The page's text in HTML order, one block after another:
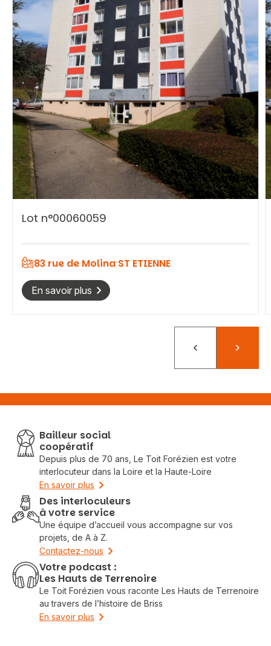
Vous recherchez&nbsp;:
Rechercher
Lot n°00060059
83 rue de Molina ST ETIENNE
En savoir plus
PrécédentSuivant
Bailleur social
coopératif
Depuis plus de 70 ans, Le Toit Forézien est votre
interlocuteur dans la Loire et la Haute-Loire
En savoir plus
Des interloculeurs
à votre service
Une équipe d’accueil vous accompagne sur vos
projets, de A à Z.
Contactez-nous
Votre podcast :
Les Hauts de Terrenoire
Le Toit Forézien vous raconte Les Hauts de Terrenoire
au travers de l’histoire de Briss
En savoir plus